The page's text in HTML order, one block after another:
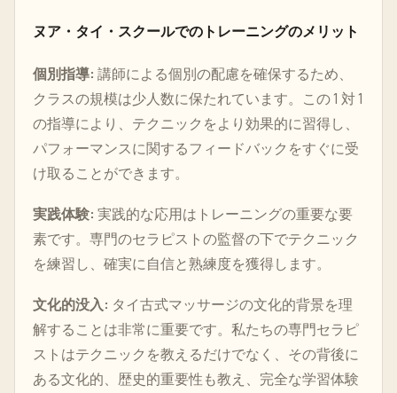
ヌア・タイ・スクールでのトレーニングのメリット
個別指導: 講師による個別の配慮を確保するため、
クラスの規模は少人数に保たれています。この 1 対 1
の指導により、テクニックをより効果的に習得し、
パフォーマンスに関するフィードバックをすぐに受
け取ることができます。
実践体験: 実践的な応用はトレーニングの重要な要
素です。専門のセラピストの監督の下でテクニック
を練習し、確実に自信と熟練度を獲得します。
文化的没入: タイ古式マッサージの文化的背景を理
解することは非常に重要です。私たちの専門セラピ
ストはテクニックを教えるだけでなく、その背後に
ある文化的、歴史的重要性も教え、完全な学習体験